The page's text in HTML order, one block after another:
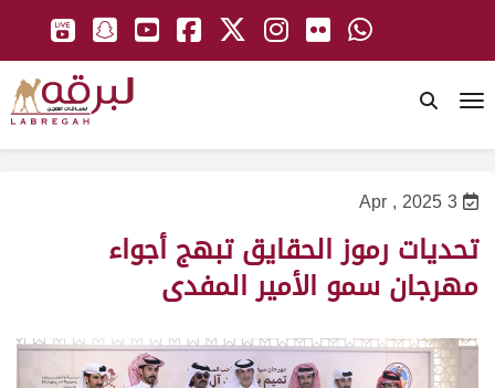
3 Apr , 2025
تحديات رموز الحقايق تبهج أجواء
مهرجان سمو الأمير المفدى